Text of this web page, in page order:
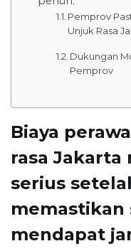
Pemprov
Unjuk Rasa
Dukungan
Pemprov
Biaya
rasa
serius
memastikan
mendapat